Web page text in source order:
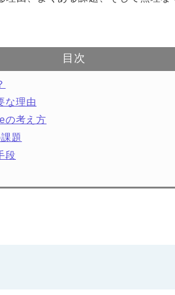
目次
な理由
の考え方
題
段